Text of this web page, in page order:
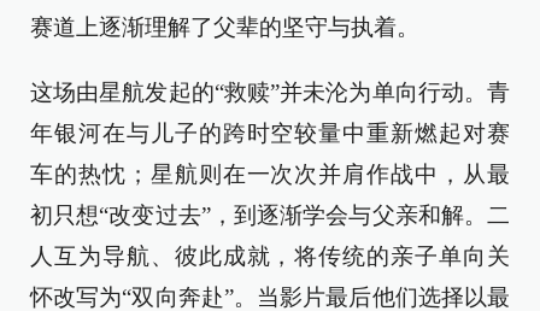
赛道上逐渐理解了父辈的坚守与执着。
这场由星航发起的“救赎”并未沦为单向行动。青
年银河在与儿子的跨时空较量中重新燃起对赛
车的热忱；星航则在一次次并肩作战中，从最
初只想“改变过去”，到逐渐学会与父亲和解。二
人互为导航、彼此成就，将传统的亲子单向关
怀改写为“双向奔赴”。当影片最后他们选择以最